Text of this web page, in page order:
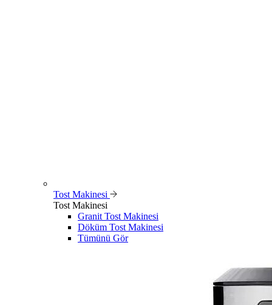
Tost Makinesi
Tost Makinesi
Granit Tost Makinesi
Döküm Tost Makinesi
Tümünü Gör